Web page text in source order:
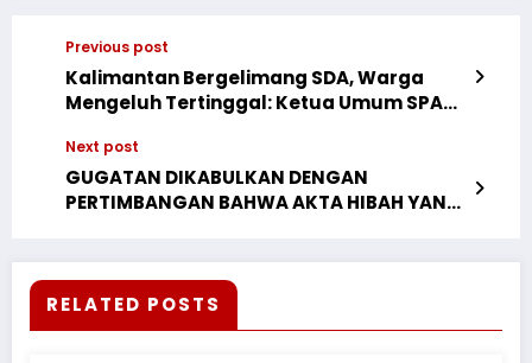
Previous post
Kalimantan Bergelimang SDA, Warga
Mengeluh Tertinggal: Ketua Umum SPASI
Next post
GUGATAN DIKABULKAN DENGAN
PERTIMBANGAN BAHWA AKTA HIBAH YANG
MENGANDUNG UNSUR PIDANA PEMALSUAN
TANDATANGAN. SEGALA PROSES
PENGALIHAN HAK YANG DUBUAT
RELATED POSTS